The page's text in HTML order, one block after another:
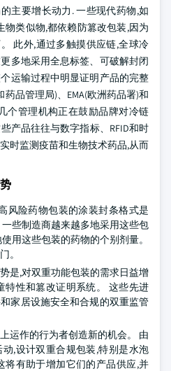
主要增长动力. 一些现代药物,如
物类似物,都依赖防篡改包装,因为
此外,通过多触摸供应链,全球冷
多地采用全息标签、可破解封闭
运输过程中明显证明产品的完整
品管理局)、EMA(欧洲药品署)和
个管理机构正在鼓励品牌对冷链
产品往往与数字指标、RFID和时
时监测疫苗和生物技术药品,从而
风险药物包装的涂装封条格式是
些制造商越来越多地采用这些包
用这些包装的药物的个别剂量。
。
是,对双重功能包装的需求日益增
特性和篡改证明系统。 这些先进
家居设施安全和合规的双重监管
运作的行为者创造新的机会。 由
,设计双重合规包装,特别是水泡
将有助于增加它们的产品供应,并